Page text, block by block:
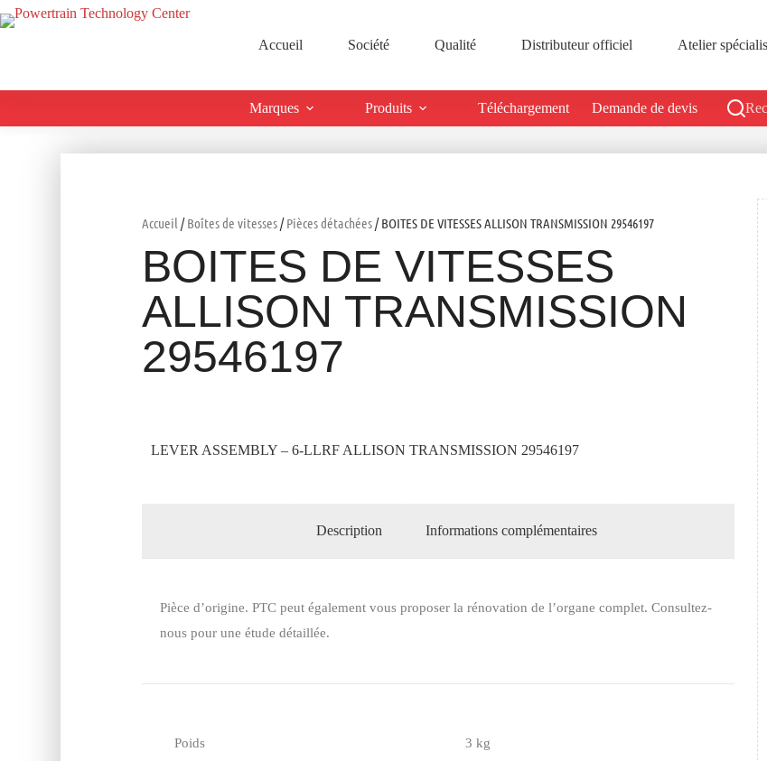
Accueil Société Qualité Distributeur officiel Atelier
Marques Produits Téléchargement Demande de devis
Accueil /Boîtes de vitesses/Pièces détachées/ BOITES DE VITESSES ALLISON TRANSMISSION 29546197
BOITES DE VITESSES
ALLISON TRANSMISSION
29546197
LEVER ASSEMBLY – 6-LLRF ALLISON TRANSMISSION 29546197
Description Informations complémentaires
Pièce d’origine. PTC peut également vous proposer la rénovation de l’organe complet. Consultez-
nous pour une étude détaillée.
Poids 3 kg